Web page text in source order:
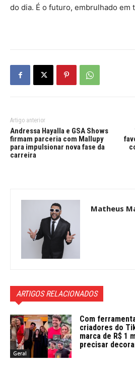
do dia. É o futuro, embrulhado em
Artigo anterior
Andressa Hayalla e GSA Shows
firmam parceria com Mallupy
para impulsionar nova fase da
carreira
Matheus
ARTIGOS RELACIONADOS
Geral
Com
criadores do
marca de R$ 1
precisar